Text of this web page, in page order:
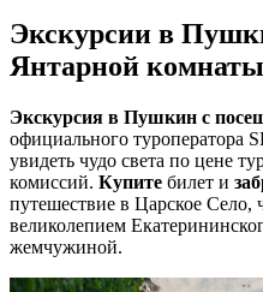
Экскурсии в
Янтарной комнаты
Экскурсия в Пушкин с
официального туроператора
увидеть чудо света по цене
комиссий. Купите билет и
путешествие в Царское Село,
великолепием
жемчужиной.